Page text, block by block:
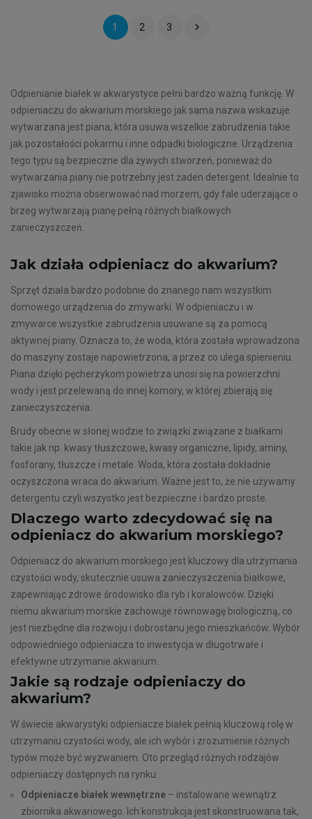
1 2 3 
Odpienianie białek w akwarystyce pełni bardzo ważną funkcję. W
odpieniaczu do akwarium morskiego jak sama nazwa wskazuje
wytwarzana jest piana, która usuwa wszelkie zabrudzenia takie
jak pozostałości pokarmu i inne odpadki biologiczne. Urządzenia
tego typu są bezpieczne dla żywych stworzeń, ponieważ do
wytwarzania piany nie potrzebny jest żaden detergent. Idealnie to
zjawisko można obserwować nad morzem, gdy fale uderzające o
brzeg wytwarzają pianę pełną różnych białkowych
zanieczyszczeń.
Jak działa odpieniacz do akwarium?
Sprzęt działa bardzo podobnie do znanego nam wszystkim
domowego urządzenia do zmywarki. W odpieniaczu i w
zmywarce wszystkie zabrudzenia usuwane są za pomocą
aktywnej piany. Oznacza to, że woda, która została wprowadzona
do maszyny zostaje napowietrzona, a przez co ulega spienieniu.
Piana dzięki pęcherzykom powietrza unosi się na powierzchni
wody i jest przelewaną do innej komory, w której zbierają się
zanieczyszczenia.
Brudy obecne w słonej wodzie to związki związane z białkami
takie jak np. kwasy tłuszczowe, kwasy organiczne, lipidy, aminy,
fosforany, tłuszcze i metale. Woda, która została dokładnie
oczyszczona wraca do akwarium. Ważne jest to, że nie używamy
detergentu czyli wszystko jest bezpieczne i bardzo proste.
Dlaczego warto zdecydować się na
odpieniacz do akwarium morskiego?
Odpieniacz do akwarium morskiego jest kluczowy dla utrzymania
czystości wody, skutecznie usuwa zanieczyszczenia białkowe,
zapewniając zdrowe środowisko dla ryb i koralowców. Dzięki
niemu akwarium morskie zachowuje równowagę biologiczną, co
jest niezbędne dla rozwoju i dobrostanu jego mieszkańców. Wybór
odpowiedniego odpieniacza to inwestycja w długotrwałe i
efektywne utrzymanie akwarium.
Jakie są rodzaje odpieniaczy do
akwarium?
W świecie akwarystyki odpieniacze białek pełnią kluczową rolę w
utrzymaniu czystości wody, ale ich wybór i zrozumienie różnych
typów może być wyzwaniem. Oto przegląd różnych rodzajów
odpieniaczy dostępnych na rynku:
Odpieniacze białek wewnętrzne – instalowane wewnątrz
zbiornika akwariowego. Ich konstrukcja jest skonstruowana tak,